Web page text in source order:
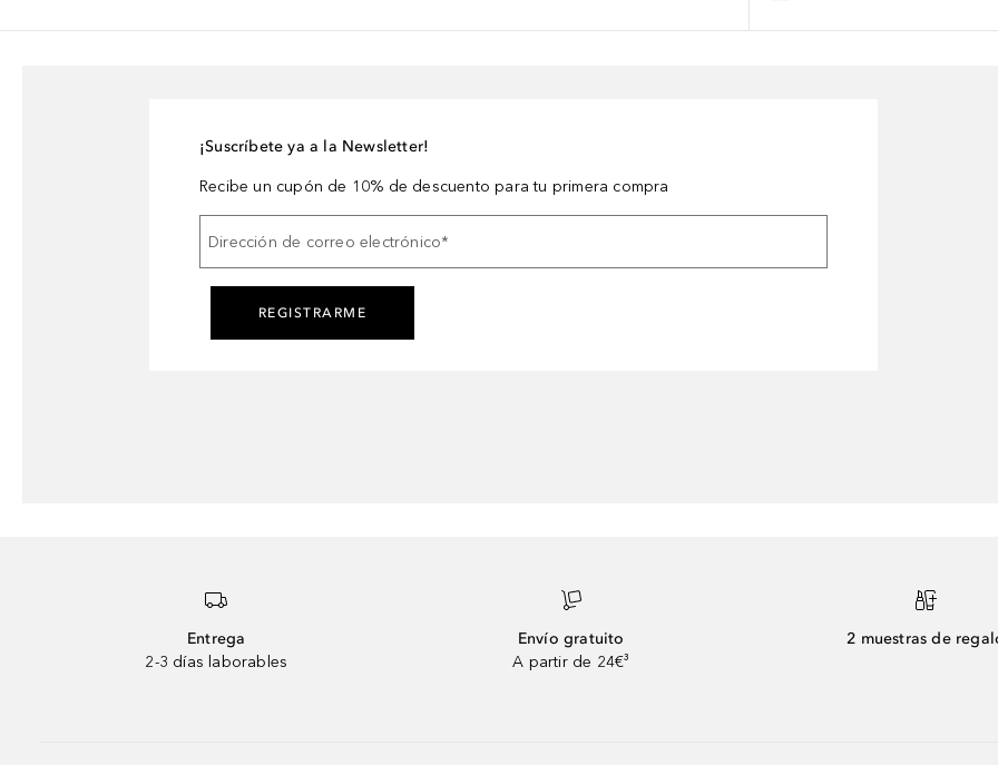
¡Suscríbete ya a la Newsletter!
Recibe un cupón de 10% de descuento para tu primera compra
Dirección de correo electrónico*
REGISTRARME
Entrega
2-3 días laborables
Envío gratuito
A partir de 24€³
2 muestras de